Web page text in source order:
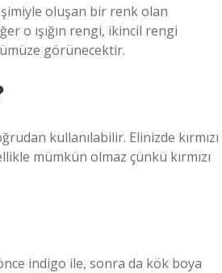
oluşan bir renk olan
o ışığın rengi, ikincil rengi
görünecektir.
kullanılabilir. Elinizde kırmızı
mümkün olmaz çünkü kırmızı
indigo ile, sonra da kök boya